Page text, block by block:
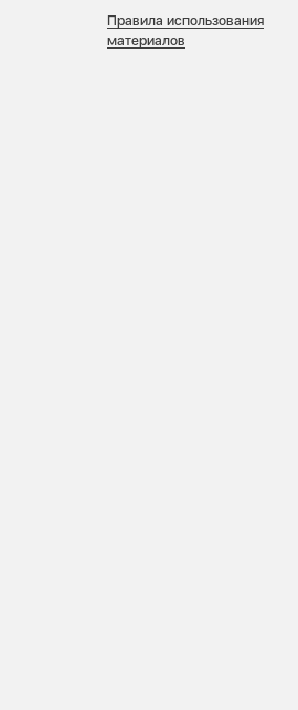
Правила использования
материалов